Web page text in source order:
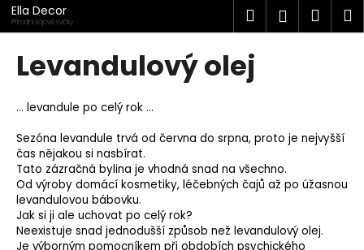
Přejít
na
obsah
Ella Decor
Přírodní sójové svíčky Hledat
Levandulový olej
… levandule po celý rok …
Sezóna levandule trvá od června do srpna, proto je nejvyšší
čas nějakou si nasbírat.
Tato zázračná bylina je vhodná snad na všechno.
Od výroby domácí kosmetiky, léčebných čajů až po úžasnou
levandulovou bábovku.
Jak si ji ale uchovat po celý rok?
Neexistuje snad jednodušší způsob než levandulový olej.
Je výborným pomocníkem při obdobích psychického
K
o
o
p
o
t
ř
e
b